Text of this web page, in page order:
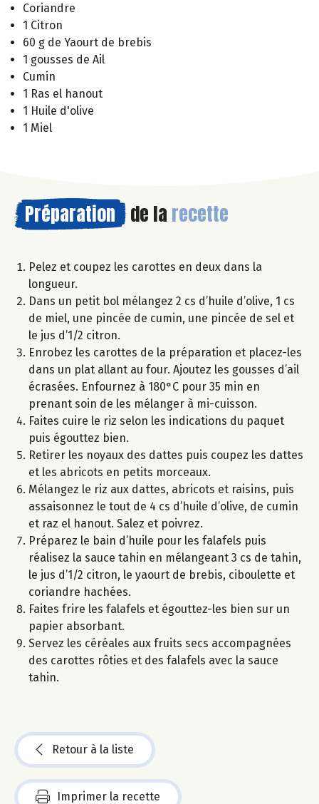
Coriandre
1 Citron
60 g de Yaourt de brebis
1 gousses de Ail
Cumin
1 Ras el hanout
1 Huile d'olive
1 Miel
Préparation de la recette
Pelez et coupez les carottes en deux dans la
longueur.
Dans un petit bol mélangez 2 cs d’huile d’olive, 1 cs
de miel, une pincée de cumin, une pincée de sel et
le jus d’1/2 citron.
Enrobez les carottes de la préparation et placez-les
dans un plat allant au four. Ajoutez les gousses d’ail
écrasées. Enfournez à 180°C pour 35 min en
prenant soin de les mélanger à mi-cuisson.
Faites cuire le riz selon les indications du paquet
puis égouttez bien.
Retirer les noyaux des dattes puis coupez les dattes
et les abricots en petits morceaux.
Mélangez le riz aux dattes, abricots et raisins, puis
assaisonnez le tout de 4 cs d’huile d’olive, de cumin
et raz el hanout. Salez et poivrez.
Préparez le bain d’huile pour les falafels puis
réalisez la sauce tahin en mélangeant 3 cs de tahin,
le jus d’1/2 citron, le yaourt de brebis, ciboulette et
coriandre hachées.
Faites frire les falafels et égouttez-les bien sur un
papier absorbant.
Servez les céréales aux fruits secs accompagnées
des carottes rôties et des falafels avec la sauce
tahin.
Retour à la liste
Imprimer la recette